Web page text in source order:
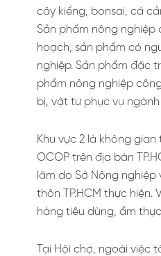
cây kiểng, bonsai, cá
Sản phẩm nông nghiệp
hoạch, sản phẩm có
nghiệp. Sản phẩm đặc
phẩm nông nghiệp
bị, vật tư phục vụ
Khu vực 2 là không
OCOP trên địa bàn
lãm do Sở Nông
thôn TP.HCM thực hiện.
hàng tiêu dùng, ẩm
Tại Hội chợ, ngoài việc